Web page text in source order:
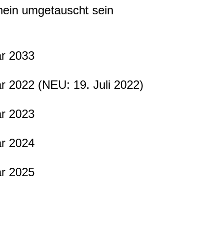
umgetauscht sein
2033
2022 (NEU: 19. Juli 2022)
2023
2024
2025